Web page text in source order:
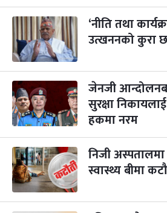
२२
आइत
कुकुर तिहार
कार्तिक २२, २०८३-Nov 8, 2026
२३
सोम
गाई पूजा
कार्तिक २३, २०८३
२४
मंगल
गोरुपुजा
कार्तिक २४, २०८३-Nov 10, 2026
२५
बुध
भाइटीका
कार्तिक २५, २०८३ - Nov 11, 2026
२९
आइत
छठपर्व
कार्तिक २९, २०८३-Nov 15, 2026
‘नीति तथा
उत्खननको कुरा
जेनजी
सुरक्षा
हकमा नरम
निजी
स्वास्थ्य बीमा